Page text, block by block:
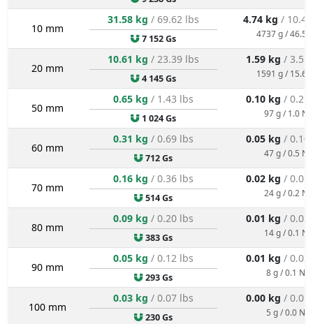
10 mm
31.58 kg / 69.62 lbs
7 152 Gs
4.74 kg /
4737 g / 46.5
20 mm
10.61 kg / 23.39 lbs
4 145 Gs
1.59 kg / 3.51
1591 g / 15.6
50 mm
0.65 kg / 1.43 lbs
1 024 Gs
0.10 kg / 0.21
97 g / 1.0 N
60 mm
0.31 kg / 0.69 lbs
712 Gs
0.05 kg / 0.10
47 g / 0.5 N
70 mm
0.16 kg / 0.36 lbs
514 Gs
0.02 kg / 0.05
24 g / 0.2 N
80 mm
0.09 kg / 0.20 lbs
383 Gs
0.01 kg / 0.03
14 g / 0.1 N
90 mm
0.05 kg / 0.12 lbs
293 Gs
0.01 kg / 0.02
8 g / 0.1 N
100 mm
0.03 kg / 0.07 lbs
230 Gs
0.00 kg / 0.01
5 g / 0.0 N